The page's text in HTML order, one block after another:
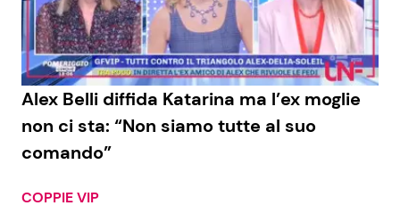
Alex Belli diffida Katarina ma l’ex moglie
non ci sta: “Non siamo tutte al suo
comando”
COPPIE VIP